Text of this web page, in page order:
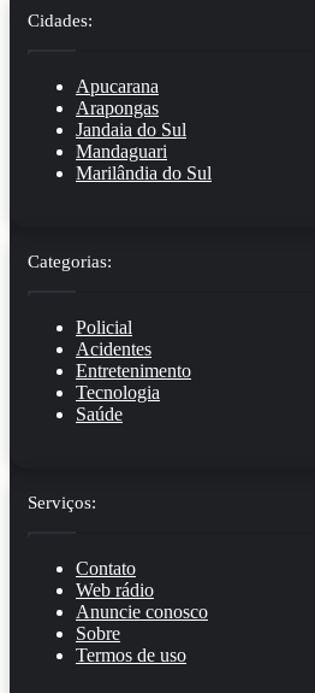
Cidades:
Apucarana
Arapongas
Jandaia do Sul
Mandaguari
Marilândia do Sul
Categorias:
Policial
Acidentes
Entretenimento
Tecnologia
Saúde
Serviços:
Contato
Web rádio
Anuncie conosco
Sobre
Termos de uso